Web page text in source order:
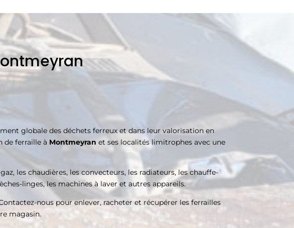
globale des déchets ferreux et dans leur valorisation en
de ferraille à Montmeyran et ses localités limitrophes avec une
les chaudières, les convecteurs, les radiateurs, les chauffe-
linges, les machines à laver et autres appareils.
nous pour enlever, racheter et récupérer les ferrailles
magasin.